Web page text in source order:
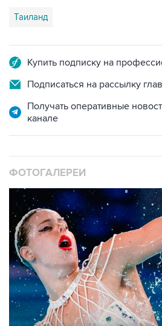
Таиланд
Купить подписку на
Подписаться на рассылку
Получать оперативные
канале
ФОТОГАЛЕРЕИ